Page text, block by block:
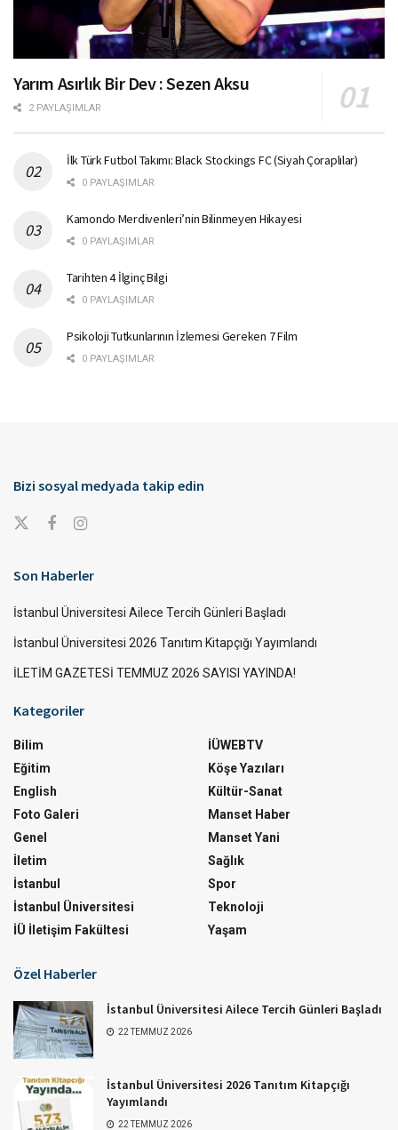
Yarım Asırlık Bir Dev : Sezen Aksu
2 PAYLAŞIMLAR
İlk Türk Futbol Takımı: Black Stockings FC (Siyah Çoraplılar)
0 PAYLAŞIMLAR
Kamondo Merdivenleri’nin Bilinmeyen Hikayesi
0 PAYLAŞIMLAR
Tarihten 4 İlginç Bilgi
0 PAYLAŞIMLAR
Psikoloji Tutkunlarının İzlemesi Gereken 7 Film
0 PAYLAŞIMLAR
Bizi sosyal medyada takip edin
Son Haberler
İstanbul Üniversitesi Ailece Tercih Günleri Başladı
İstanbul Üniversitesi 2026 Tanıtım Kitapçığı Yayımlandı
İLETİM GAZETESİ TEMMUZ 2026 SAYISI YAYINDA!
Kategoriler
Bilim
Eğitim
English
Foto Galeri
Genel
İletim
İstanbul
İstanbul Üniversitesi
İÜ İletişim Fakültesi
İÜWEBTV
Köşe Yazıları
Kültür-Sanat
Manset Haber
Manset Yani
Sağlık
Spor
Teknoloji
Yaşam
Özel Haberler
İstanbul Üniversitesi Ailece Tercih Günleri Başladı
22 TEMMUZ 2026
İstanbul Üniversitesi 2026 Tanıtım Kitapçığı
Yayımlandı
22 TEMMUZ 2026